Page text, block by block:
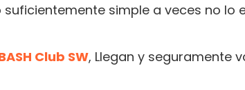
suficientemente simple a veces no
Club SW, Llegan y seguramente